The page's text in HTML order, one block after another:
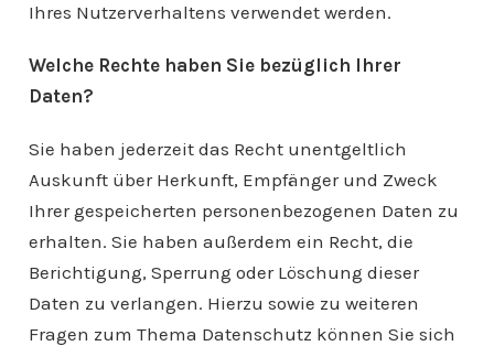
Ihres Nutzerverhaltens verwendet werden.
Welche Rechte haben Sie bezüglich Ihrer
Daten?
Sie haben jederzeit das Recht unentgeltlich
Auskunft über Herkunft, Empfänger und Zweck
Ihrer gespeicherten personenbezogenen Daten zu
erhalten. Sie haben außerdem ein Recht, die
Berichtigung, Sperrung oder Löschung dieser
Daten zu verlangen. Hierzu sowie zu weiteren
Fragen zum Thema Datenschutz können Sie sich